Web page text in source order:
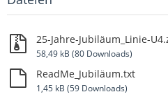
25-Jahre-Jubiläum_Linie-
58,49 kB (80 Downloads)
ReadMe_Jubiläum.txt
1,45 kB (59 Downloads)